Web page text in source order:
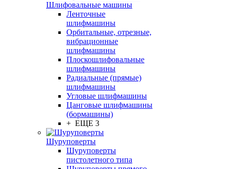
Шлифовальные машины
Ленточные
шлифмашины
Орбитальные, отрезные,
вибрационные
шлифмашины
Плоскошлифовальные
шлифмашины
Радиальные (прямые)
шлифмашины
Угловые шлифмашины
Цанговые шлифмашины
(бормашины)
+ ЕЩЕ 3
Шуруповерты
Шуруповерты
пистолетного типа